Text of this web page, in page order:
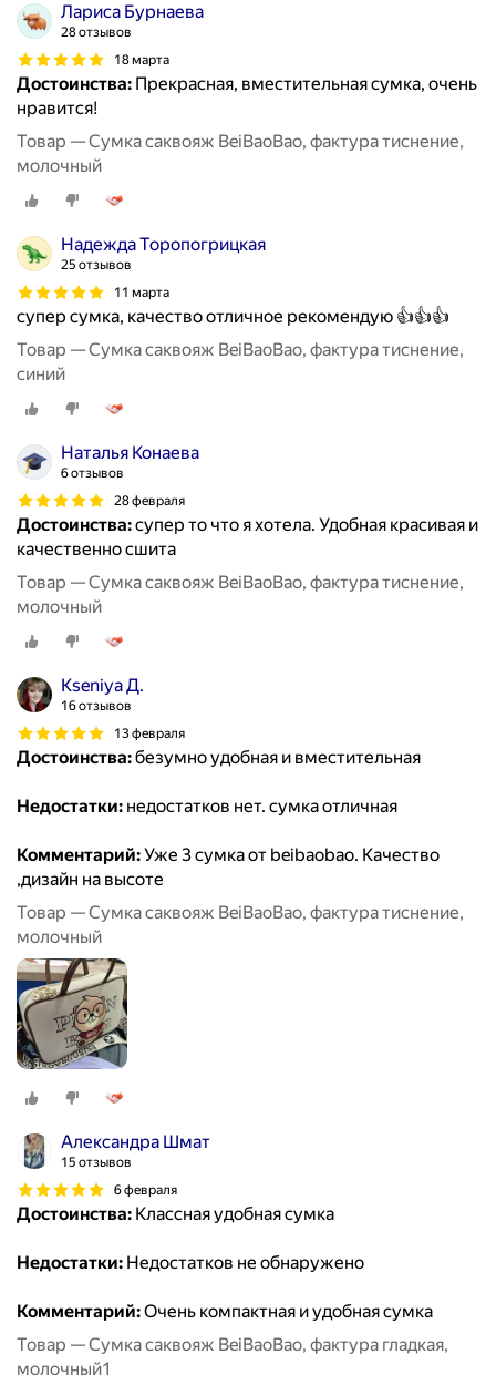
Лариса Бурнаева
28 отзывов
18 марта
Достоинства: Прекрасная, вместительная сумка, очень
нравится!
Товар — Сумка саквояж BeiBaoBao, фактура тиснение,
молочный
Надежда Торопогрицкая
25 отзывов
11 марта
супер сумка, качество отличное рекомендую 👍👍👍
Товар — Сумка саквояж BeiBaoBao, фактура тиснение,
синий
Наталья Конаева
6 отзывов
28 февраля
Достоинства:супер то что я хотела. Удобная красивая и
качественно сшита
Товар — Сумка саквояж BeiBaoBao, фактура тиснение,
молочный
Kseniya Д.
16 отзывов
13 февраля
Достоинства:безумно удобная и вместительная
Недостатки: недостатков нет. сумка отличная
Комментарий:Уже 3 сумка от beibaobao. Качество
,дизайн на высоте
Товар — Сумка саквояж BeiBaoBao, фактура тиснение,
молочный
Александра Шмат
15 отзывов
6 февраля
Достоинства: Классная удобная сумка
Недостатки: Недостатков не обнаружено
Комментарий:Очень компактная и удобная сумка
Товар — Сумка саквояж BeiBaoBao, фактура гладкая,
молочный1